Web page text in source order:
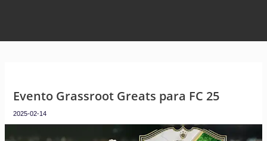
Evento Grassroot Greats para FC 25
2025-02-14